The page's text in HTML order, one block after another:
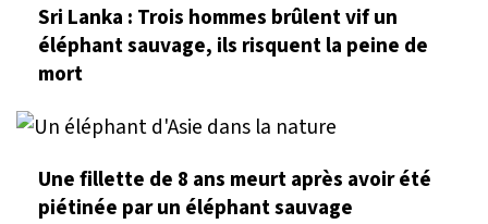
Sri Lanka : Trois hommes brûlent vif un
éléphant sauvage, ils risquent la peine de
mort
Une fillette de 8 ans meurt après avoir été
piétinée par un éléphant sauvage